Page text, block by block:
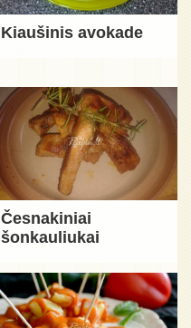
Kiaušinis avokade
Česnakiniai
šonkauliukai